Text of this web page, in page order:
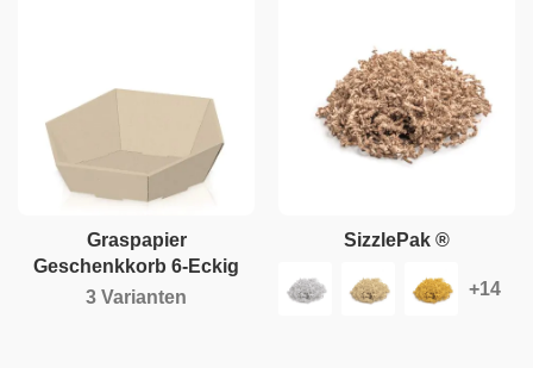
Graspapier
Geschenkkorb 6-Eckig
3 Varianten
SizzlePak ®